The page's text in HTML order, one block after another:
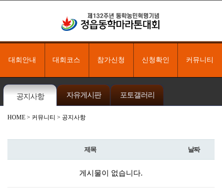
대회안내 대회코스 참가신청 신청확인 커뮤니티
공지사항 자유게시판 포토갤러리
HOME > 커뮤니티 > 공지사항
제목 날짜
게시물이 없습니다.